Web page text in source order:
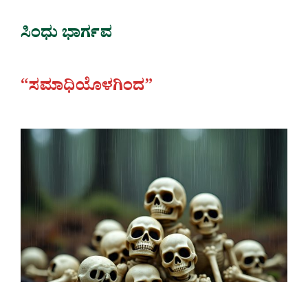
ಸಿಂಧು ಭಾರ್ಗವ
“ಸಮಾಧಿಯೊಳಗಿಂದ”